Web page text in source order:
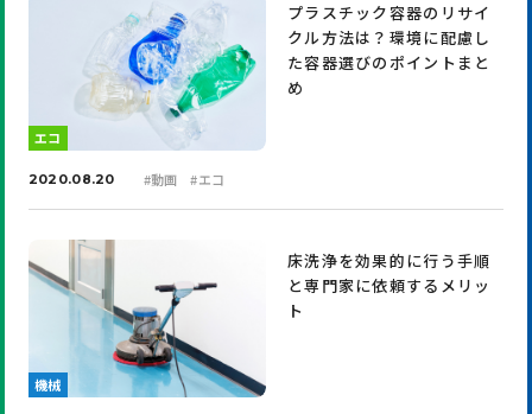
エコ
プラスチック容器のリサイ
クル方法は？環境に配慮し
た容器選びのポイントまと
め
2020.08.20 #動画 #エコ
機械
床洗浄を効果的に行う手順
と専門家に依頼するメリッ
ト